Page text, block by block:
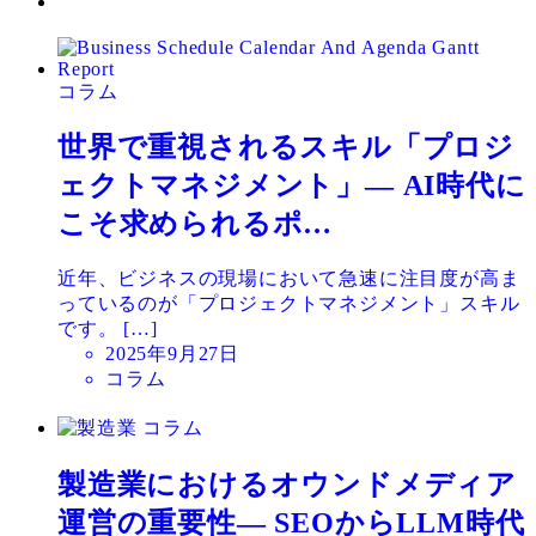
コラム
世界で重視されるスキル「プロジ
ェクトマネジメント」― AI時代に
こそ求められるポ…
近年、ビジネスの現場において急速に注目度が高ま
っているのが「プロジェクトマネジメント」スキル
です。 […]
投
稿
2025年9月27日
コラム
コラム
製造業におけるオウンドメディア
運営の重要性― SEOからLLM時代